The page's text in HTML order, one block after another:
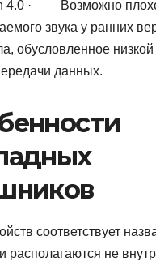
4.0 · Возможно
звука у ранних
обусловленное
данных.
соответствует
располагаются не